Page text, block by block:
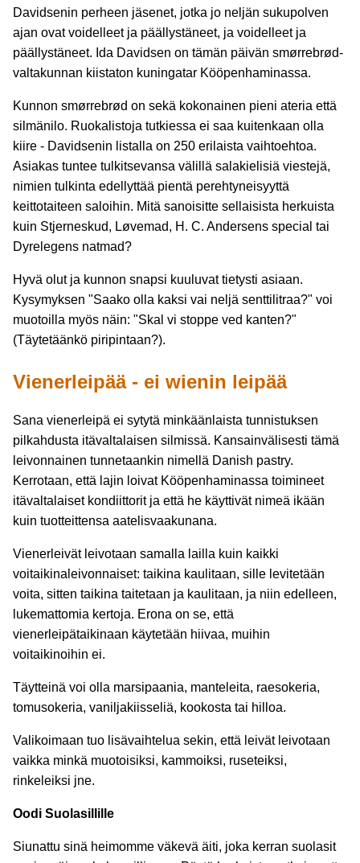
Davidsenin perheen jäsenet, jotka jo neljän sukupolven
ajan ovat voidelleet ja päällystäneet, ja voidelleet ja
päällystäneet. Ida Davidsen on tämän päivän smørrebrød-
valtakunnan kiistaton kuningatar Kööpenhaminassa.
Kunnon smørrebrød on sekä kokonainen pieni ateria että
silmänilo. Ruokalistoja tutkiessa ei saa kuitenkaan olla
kiire - Davidsenin listalla on 250 erilaista vaihtoehtoa.
Asiakas tuntee tulkitsevansa välillä salakielisiä viestejä,
nimien tulkinta edellyttää pientä perehtyneisyyttä
keittotaiteen saloihin. Mitä sanoisitte sellaisista herkuista
kuin Stjerneskud, Løvemad, H. C. Andersens special tai
Dyrelegens natmad?
Hyvä olut ja kunnon snapsi kuuluvat tietysti asiaan.
Kysymyksen "Saako olla kaksi vai neljä senttilitraa?" voi
muotoilla myös näin: "Skal vi stoppe ved kanten?"
(Täytetäänkö piripintaan?).
Vienerleipää - ei wienin leipää
Sana vienerleipä ei sytytä minkäänlaista tunnistuksen
pilkahdusta itävaltalaisen silmissä. Kansainvälisesti tämä
leivonnainen tunnetaankin nimellä Danish pastry.
Kerrotaan, että lajin loivat Kööpenhaminassa toimineet
itävaltalaiset kondiittorit ja että he käyttivät nimeä ikään
kuin tuotteittensa aatelisvaakunana.
Vienerleivät leivotaan samalla lailla kuin kaikki
voitaikinaleivonnaiset: taikina kaulitaan, sille levitetään
voita, sitten taikina taitetaan ja kaulitaan, ja niin edelleen,
lukemattomia kertoja. Erona on se, että
vienerleipätaikinaan käytetään hiivaa, muihin
voitaikinoihin ei.
Täytteinä voi olla marsipaania, manteleita, raesokeria,
tomusokeria, vaniljakiisseliä, kookosta tai hilloa.
Valikoimaan tuo lisävaihtelua sekin, että leivät leivotaan
vaikka minkä muotoisiksi, kammoiksi, ruseteiksi,
rinkeleiksi jne.
Oodi Suolasillille
Siunattu sinä heimomme väkevä äiti, joka kerran suolasit